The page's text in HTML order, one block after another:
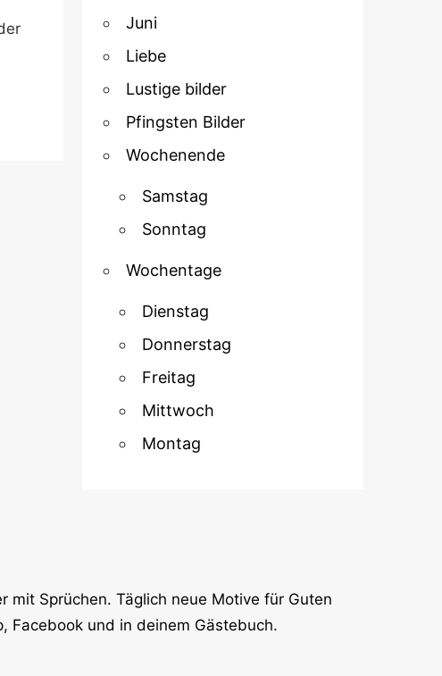
Juni
Liebe
Lustige bilder
Pfingsten Bilder
Wochenende
Samstag
Sonntag
Wochentage
Dienstag
Donnerstag
Freitag
Mittwoch
Montag
mit Sprüchen. Täglich neue Motive für Guten
Facebook und in deinem Gästebuch.